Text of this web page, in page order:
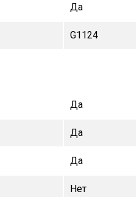
Да
G1124
Да
Да
Да
Нет